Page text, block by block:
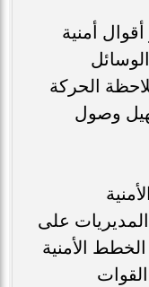
أمنية
الحركة
وصول
على
الأمنية